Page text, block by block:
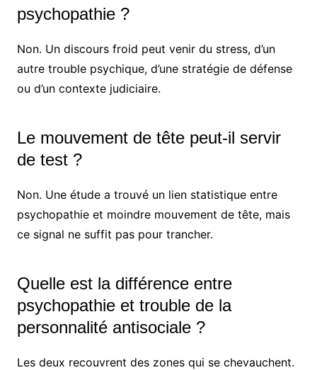
psychopathie ?
Non. Un discours froid peut venir du stress, d’un
autre trouble psychique, d’une stratégie de défense
ou d’un contexte judiciaire.
Le mouvement de tête peut-il servir
de test ?
Non. Une étude a trouvé un lien statistique entre
psychopathie et moindre mouvement de tête, mais
ce signal ne suffit pas pour trancher.
Quelle est la différence entre
psychopathie et trouble de la
personnalité antisociale ?
Les deux recouvrent des zones qui se chevauchent.